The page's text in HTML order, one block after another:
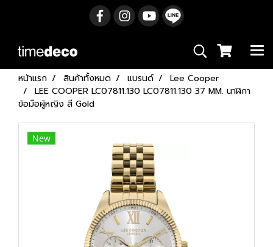
หน้าแรก สินค้าทั้งหมด แบรนด์
Lee Cooper
LEE COOPER LC07811.130 LC07811.130 37 MM. นาฬิกา
ข้อมือผู้หญิง สี Gold
New